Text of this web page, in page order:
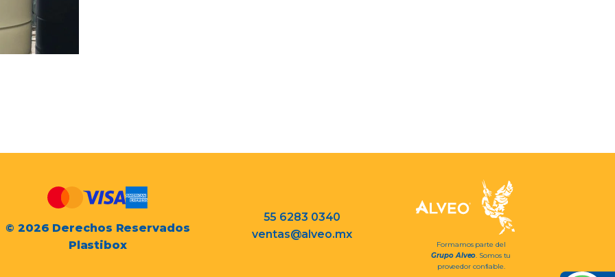
© 2026 Derechos Reservados
Plastibox
55 6283 0340
ventas@alveo.mx
Formamos parte del
Grupo Alveo. Somos tu
proveedor confiable.